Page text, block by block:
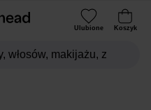
Ulubione Koszyk